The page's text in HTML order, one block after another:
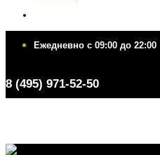
Ежедневно c 09:00 до 22:00
8 (495) 971-52-50